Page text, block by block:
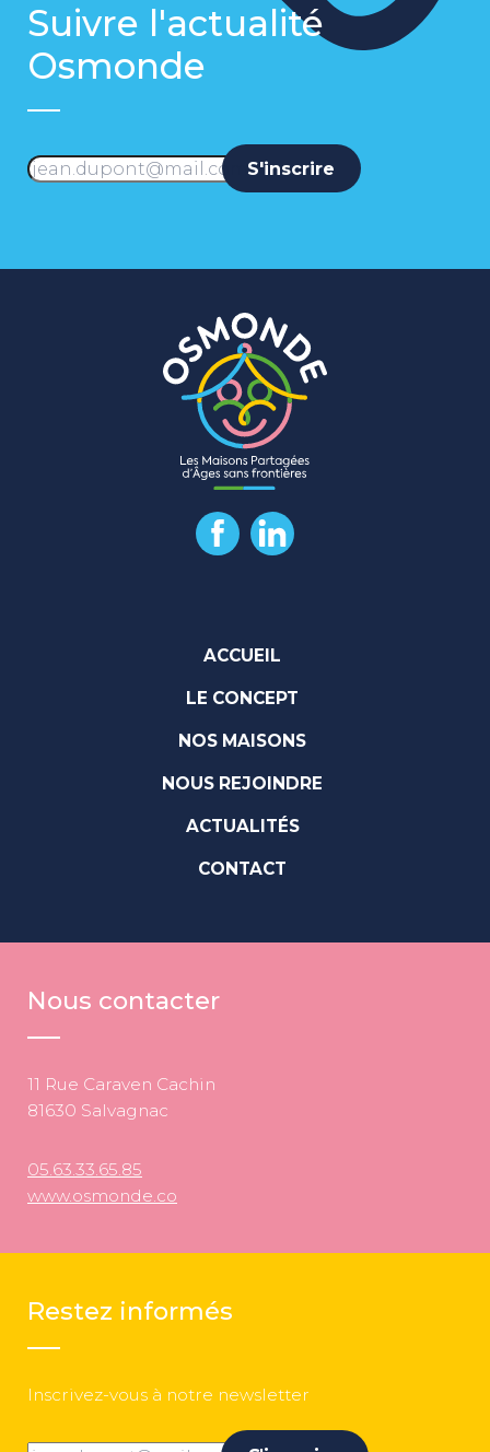
Suivre l'actualité
Osmonde
ACCUEIL
LE CONCEPT
NOS MAISONS
NOUS REJOINDRE
ACTUALITÉS
CONTACT
Nous contacter
11 Rue Caraven Cachin
81630 Salvagnac
05.63.33.65.85
www.osmonde.co
Restez informés
Inscrivez-vous à notre newsletter